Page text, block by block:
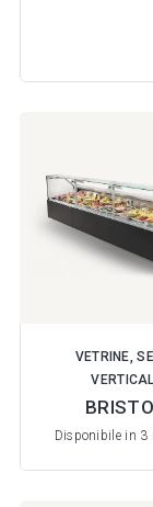
VETRINE,
Disponibile in 3